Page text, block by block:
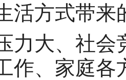
活方式带来
大、社会
作、家庭各